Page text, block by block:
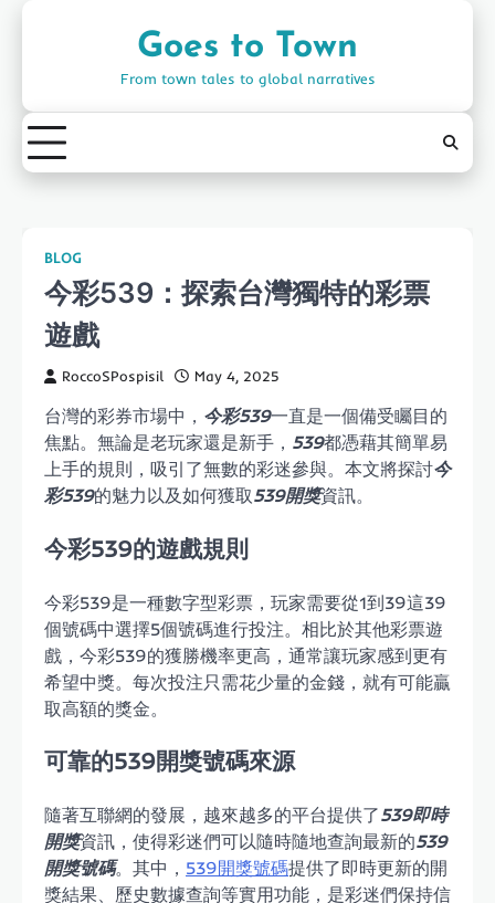
Goes to Town
From town tales to global narratives
BLOG
今彩539：探索台灣獨特的彩票
遊戲
RoccoSPospisil May 4, 2025
台灣的彩券市場中， 今彩539一直是一個備受矚目的
焦點。無論是老玩家還是新手， 539都憑藉其簡單易
上手的規則，吸引了無數的彩迷參與。本文將探討今
彩539的魅力以及如何獲取539開獎資訊。
今彩539的遊戲規則
今彩539是一種數字型彩票，玩家需要從1到39這39
個號碼中選擇5個號碼進行投注。相比於其他彩票遊
戲，今彩539的獲勝機率更高，通常讓玩家感到更有
希望中獎。每次投注只需花少量的金錢，就有可能贏
取高額的獎金。
可靠的539開獎號碼來源
隨著互聯網的發展，越來越多的平台提供了539即時
開獎資訊，使得彩迷們可以隨時隨地查詢最新的539
開獎號碼。其中， 539開獎號碼提供了即時更新的開
獎結果、歷史數據查詢等實用功能，是彩迷們保持信